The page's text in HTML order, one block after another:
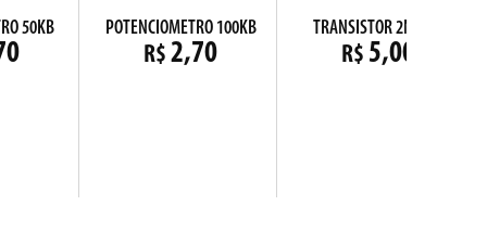
50KB POTENCIOMETRO 100KB
R$ 2,70
TRANSISTOR 2N3055
R$ 5,00